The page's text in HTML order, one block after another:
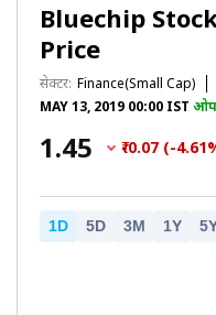
Bluechip
Price
सेक्टर: Finance(Small Cap)
MAY 13, 2019 00:00 IST
₹1.45 ₹-0.07 (-
1D 5D 3M 1Y